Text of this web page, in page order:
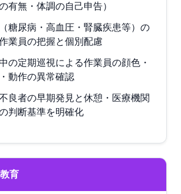
有無・体調の自己申告）
糖尿病・高血圧・腎臓疾患等）の
業員の把握と個別配慮
の定期巡視による作業員の顔色・
動作の異常確認
良者の早期発見と休憩・医療機関
判断基準を明確化
育